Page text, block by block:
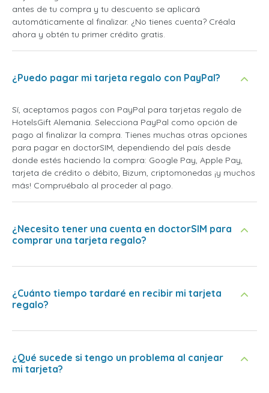
antes de tu compra y tu descuento se aplicará
automáticamente al finalizar. ¿No tienes cuenta? Créala
ahora y obtén tu primer crédito gratis.
¿Puedo pagar mi tarjeta regalo con PayPal?
Sí, aceptamos pagos con PayPal para tarjetas regalo de
HotelsGift Alemania. Selecciona PayPal como opción de
pago al finalizar la compra. Tienes muchas otras opciones
para pagar en doctorSIM, dependiendo del país desde
donde estés haciendo la compra: Google Pay, Apple Pay,
tarjeta de crédito o débito, Bizum, criptomonedas ¡y muchos
más! Compruébalo al proceder al pago.
¿Necesito tener una cuenta en doctorSIM para
comprar una tarjeta regalo?
¿Cuánto tiempo tardaré en recibir mi tarjeta
regalo?
¿Qué sucede si tengo un problema al canjear
mi tarjeta?